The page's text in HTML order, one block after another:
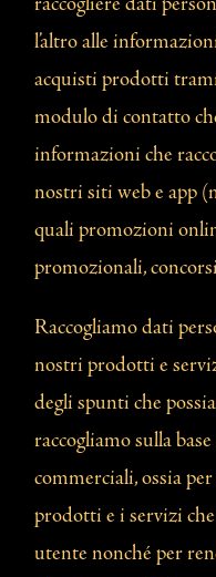
l’altro alle
acquisti prodotti
modulo di contatto
informazioni che
nostri siti web e app
quali promozioni
promozionali,
Raccogliamo dati
nostri prodotti e
degli spunti che
raccogliamo sulla
commerciali, ossia
prodotti e i servizi
utente nonché per